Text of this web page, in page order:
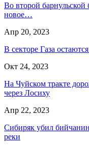
Во второй
новое…
Апр 20, 2023
В секторе Газа
Окт 24, 2023
На Чуйском тракте
через Лосиху
Апр 22, 2023
Сибиряк убил
реки